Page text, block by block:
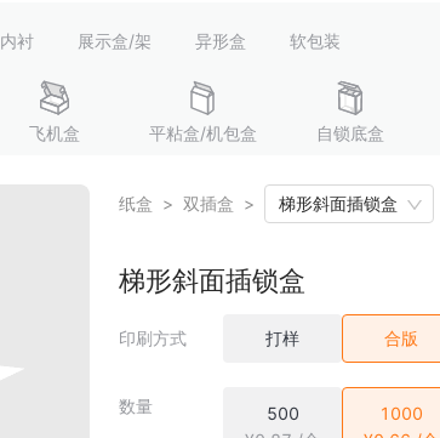
内衬 展示盒/架 异形盒 软包装
飞机盒 平粘盒/机包盒 自锁底盒
纸盒 > 双插盒 > 梯形斜面插锁盒
梯形斜面插锁盒
印刷方式 打样 合版
数量
500
1000